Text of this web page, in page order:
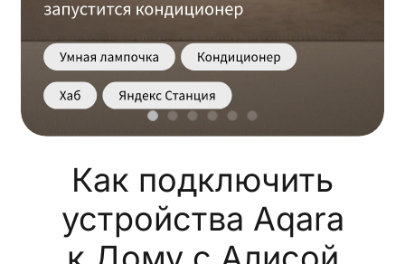
Как подключить
устройства Aqara